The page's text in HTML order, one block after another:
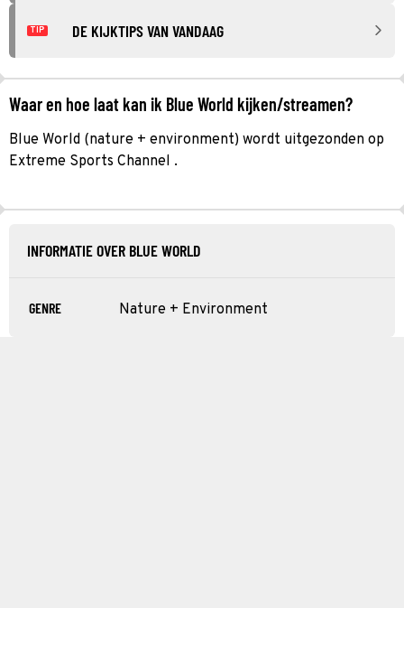
TIP DE KIJKTIPS VAN VANDAAG
Waar en hoe laat kan ik Blue World kijken/streamen?
Blue World (nature + environment) wordt uitgezonden op
Extreme Sports Channel .
INFORMATIE OVER BLUE WORLD
GENRE Nature + Environment